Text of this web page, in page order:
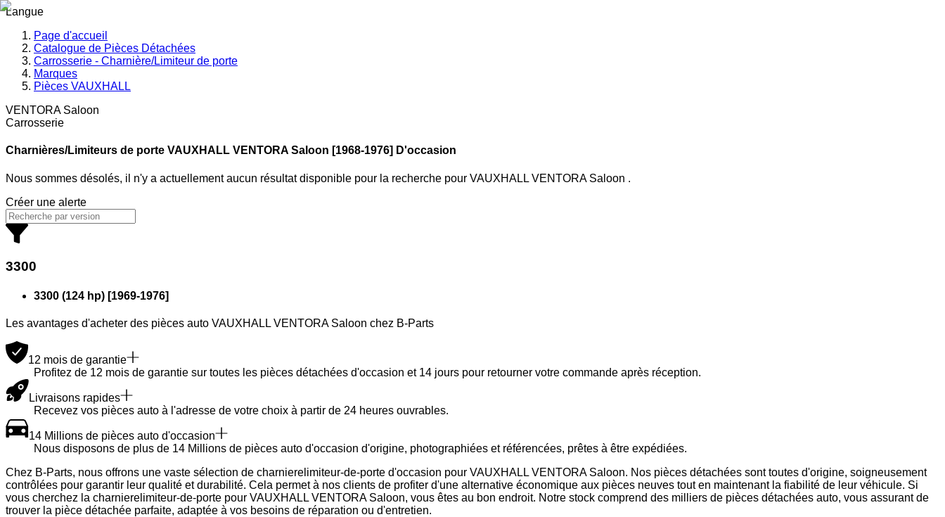
Langue
Page d'accueil
Catalogue de Pièces Détachées
Carrosserie - Charnière/Limiteur de porte
Marques
Pièces VAUXHALL
VENTORA Saloon
Carrosserie
Charnières/Limiteurs de porte VAUXHALL VENTORA Saloon [1968-1976] D'occasion
Nous sommes désolés, il n'y a actuellement aucun résultat disponible pour la recherche pour VAUXHALL VENTORA Saloon .
Créer une alerte
3300
3300 (124 hp) [1969-1976]
Les avantages d'acheter des pièces auto VAUXHALL VENTORA Saloon chez B-Parts
12 mois de garantie
Profitez de 12 mois de garantie sur toutes les pièces détachées d'occasion et 14 jours pour retourner votre commande après réception.
Livraisons rapides
Recevez vos pièces auto à l'adresse de votre choix à partir de 24 heures ouvrables.
14 Millions de pièces auto d'occasion
Nous disposons de plus de 14 Millions de pièces auto d'occasion d'origine, photographiées et référencées, prêtes à être expédiées.
Chez B-Parts, nous offrons une vaste sélection de charnierelimiteur-de-porte d'occasion pour VAUXHALL VENTORA Saloon. Nos pièces détachées sont toutes d'origine, soigneusement
contrôlées pour garantir leur qualité et durabilité. Cela permet à nos clients de profiter d'une alternative économique aux pièces neuves tout en maintenant la fiabilité de leur véhicule. Si
vous cherchez la charnierelimiteur-de-porte pour VAUXHALL VENTORA Saloon, vous êtes au bon endroit. Notre stock comprend des milliers de pièces détachées auto, vous assurant de
trouver la pièce détachée parfaite, adaptée à vos besoins de réparation ou d'entretien.